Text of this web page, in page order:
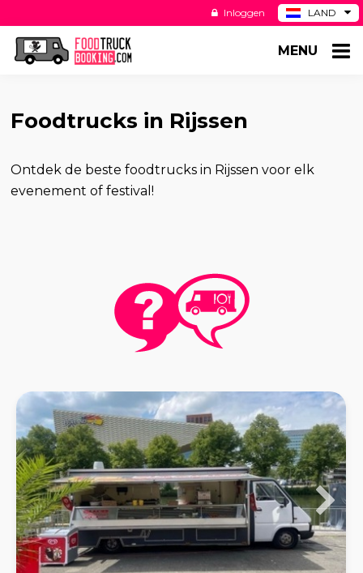
LAND
DE
Inloggen
MENU
Foodtrucks in Rijssen
Ontdek de beste foodtrucks in Rijssen voor elk
evenement of festival!